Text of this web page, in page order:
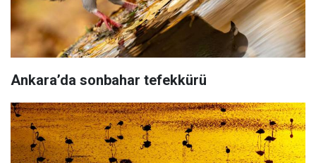
Ankara’da sonbahar tefekkürü